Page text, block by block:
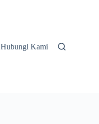
Hubungi Kami